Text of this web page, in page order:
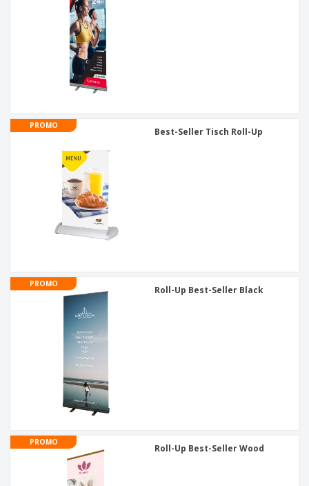
PROMO
Best-Seller Tisch Roll-Up
PROMO
Roll-Up Best-Seller Black
PROMO
Roll-Up Best-Seller Wood